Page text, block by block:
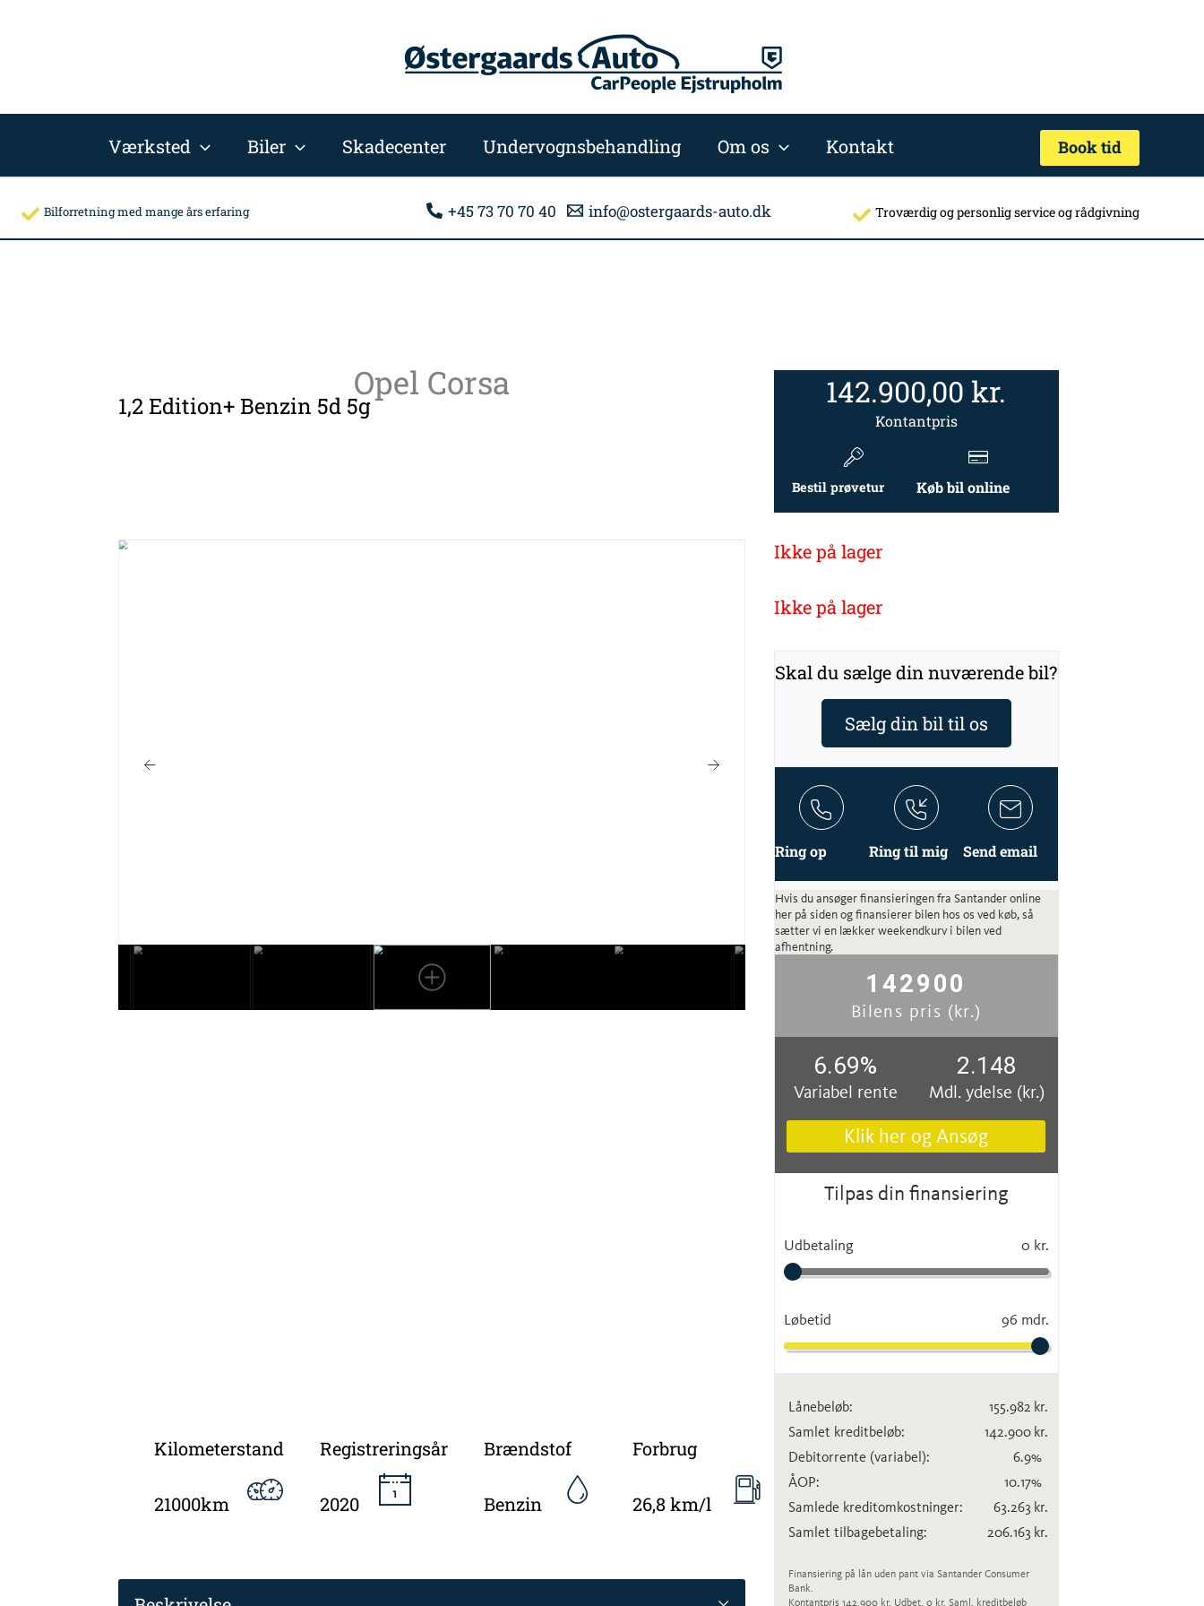
Værksted Biler Skadecenter Undervognsbehandling Om os Kontakt Book tid
Bilforretning med mange års erfaring +45 73 70 70 40 info@ostergaards-auto.dk Troværdig og personlig service og rådgivning
Opel Corsa
1,2 Edition+ Benzin 5d 5g 142.900,00 kr.
Kontantpris
Bestil prøvetur Køb bil online
Kilometerstand
21000km
Registreringsår
2020
Brændstof
Benzin
Forbrug
26,8 km/l
Ikke på lager
Ikke på lager
Skal du sælge din nuværende bil?
Sælg din bil til os
Ring op Ring til mig Send email
Hvis du ansøger finansieringen fra Santander online
her på siden og finansierer bilen hos os ved køb, så
sætter vi en lækker weekendkurv i bilen ved
afhentning.
142900
Bilens pris (kr.)
6.69%
Variabel rente
2.148
Mdl. ydelse (kr.)
Klik her og Ansøg
Tilpas din finansiering
Udbetaling 0 kr.
Løbetid 96 mdr.
Lånebeløb: 155.982 kr.
Samlet kreditbeløb:
142.900 kr.
Debitorrente (variabel): 6.9%
ÅOP:
10.17%
Samlede kreditomkostninger:
63.263 kr.
Samlet tilbagebetaling:
206.163 kr.
Finansiering på lån uden pant via Santander Consumer
Bank.
Kontantpris 142.900 kr. Udbet. 0 kr. Saml. kreditbeløb